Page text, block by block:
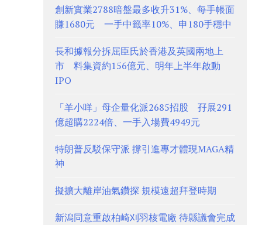
創新實業2788暗盤最多收升31%、每手帳面
賺1680元 一手中籤率10%、申180手穩中
長和據報分拆屈臣氏於香港及英國兩地上
市 料集資約156億元、明年上半年啟動
IPO
「羊小咩」母企量化派2685招股 孖展291
億超購2224倍、一手入場費4949元
特朗普反駁保守派 撐引進專才體現MAGA精
神
擬擴大離岸油氣鑽探 規模遠超拜登時期
新潟同意重啟柏崎刈羽核電廠 待縣議會完成